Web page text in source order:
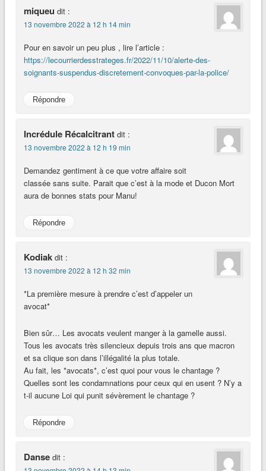
miqueu dit :
13 novembre 2022 à 12 h 14 min
Pour en savoir un peu plus , lire l’article :
https://lecourrierdesstrateges.fr/2022/11/10/alerte-des-
soignants-suspendus-discretement-convoques-par-la-police/
Répondre
Incrédule Récalcitrant dit :
13 novembre 2022 à 12 h 19 min
Demandez gentiment à ce que votre affaire soit
classée sans suite. Parait que c’est à la mode et Ducon Mort
aura de bonnes stats pour Manu!
Répondre
Kodiak dit :
13 novembre 2022 à 12 h 32 min
*La première mesure à prendre c’est d’appeler un
avocat*
Bien sûr… Les avocats veulent manger à la gamelle aussi.
Tous les avocats très silencieux depuis trois ans que macron
et sa clique son dans l’illégalité la plus totale.
Au fait, les *avocats*, c’est quoi pour vous le chantage ?
Quelles sont les condamnations pour ceux qui en usent ? N’y a
t-il aucune Loi qui punit sévèrement le chantage ?
Répondre
Danse dit :